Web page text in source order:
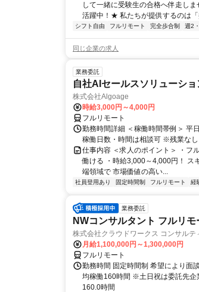
して一緒に受験生の合格へ伴走し
活躍中！★ 私たちが提供するのは
シフト自由 フルリモート 完全歩合制 週2
同じ企業の求人
業務委託
自社AIセールスソリューシ
株式会社Algoage
時給3,000円～4,000円
フルリモート
勤務時間詳細 ＜稼働時間帯例＞
稼働日数・時間は相談可 ※残業なし
仕事内容 ＜求人のポイント＞ ・フ
働ける ・時給3,000～4,000円！ ス
端領域で 市場価値の高い...
社員登用あり 固定時間制 フルリモート 経
業務委託
NWコンサルタント フルリモ
株式会社クラウドワークス コンサルテ
月給1,100,000円～1,300,000円
フルリモート
勤務時間 固定時間制 希望により面
均稼働160時間 ※土日祝は委託先企
160.0時間